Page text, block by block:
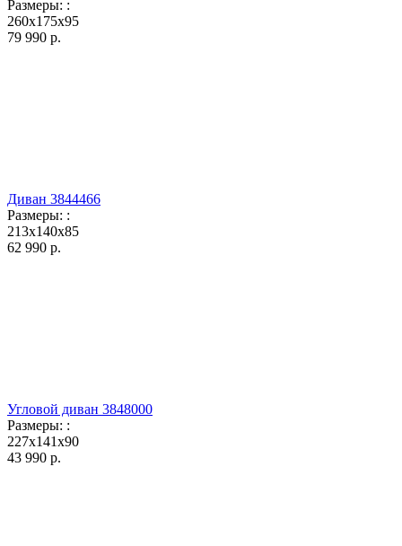
Размеры: :
260x175x95
79 990 р.
Диван 3844466
Размеры: :
213x140x85
62 990 р.
Угловой диван 3848000
Размеры: :
227x141x90
43 990 р.